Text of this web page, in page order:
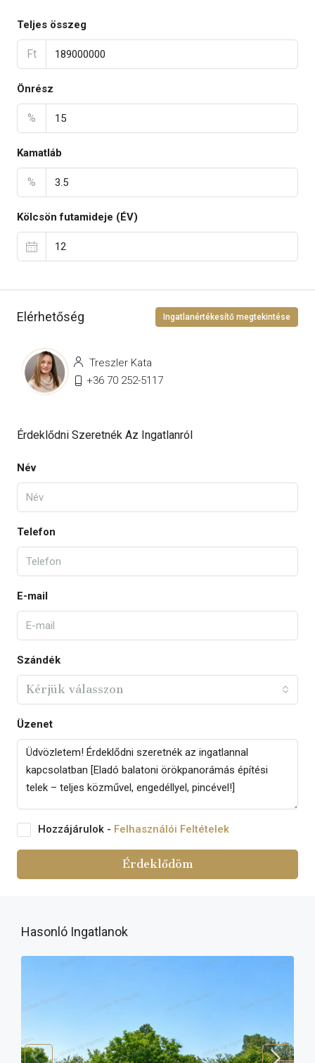
Teljes összeg
Ft
Önrész
%
Kamatláb
%
Kölcsön futamideje (ÉV)
Elérhetőség Ingatlanértékesítő megtekintése
Treszler Kata
+36 70 252-5117
Érdeklődni Szeretnék Az Ingatlanról
Név
Telefon
E-mail
Szándék
Kérjük válasszon
Üzenet
Hozzájárulok - Felhasználói Feltételek
Érdeklődöm
Hasonló Ingatlanok